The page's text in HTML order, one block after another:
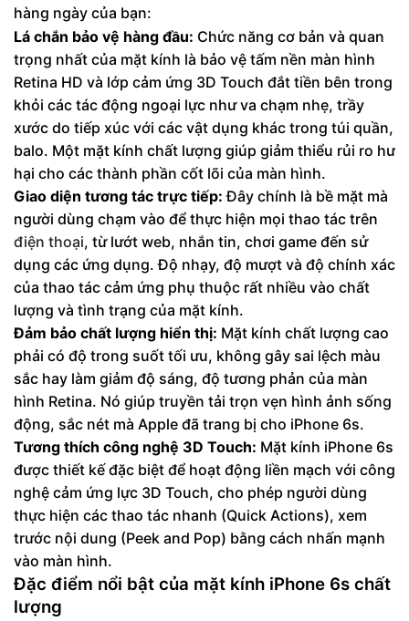
hàng ngày của bạn:
Lá chắn bảo vệ hàng đầu: Chức năng cơ bản và quan
trọng nhất của mặt kính là bảo vệ tấm nền màn hình
Retina HD và lớp cảm ứng 3D Touch đắt tiền bên trong
khỏi các tác động ngoại lực như va chạm nhẹ, trầy
xước do tiếp xúc với các vật dụng khác trong túi quần,
balo. Một mặt kính chất lượng giúp giảm thiểu rủi ro hư
hại cho các thành phần cốt lõi của màn hình.
Giao diện tương tác trực tiếp: Đây chính là bề mặt mà
người dùng chạm vào để thực hiện mọi thao tác trên
điện thoại, từ lướt web, nhắn tin, chơi game đến sử
dụng các ứng dụng. Độ nhạy, độ mượt và độ chính xác
của thao tác cảm ứng phụ thuộc rất nhiều vào chất
lượng và tình trạng của mặt kính.
Đảm bảo chất lượng hiển thị: Mặt kính chất lượng cao
phải có độ trong suốt tối ưu, không gây sai lệch màu
sắc hay làm giảm độ sáng, độ tương phản của màn
hình Retina. Nó giúp truyền tải trọn vẹn hình ảnh sống
động, sắc nét mà Apple đã trang bị cho iPhone 6s.
Tương thích công nghệ 3D Touch: Mặt kính iPhone 6s
được thiết kế đặc biệt để hoạt động liền mạch với công
nghệ cảm ứng lực 3D Touch, cho phép người dùng
thực hiện các thao tác nhanh (Quick Actions), xem
trước nội dung (Peek and Pop) bằng cách nhấn mạnh
vào màn hình.
Đặc điểm nổi bật của mặt kính iPhone 6s chất
lượng